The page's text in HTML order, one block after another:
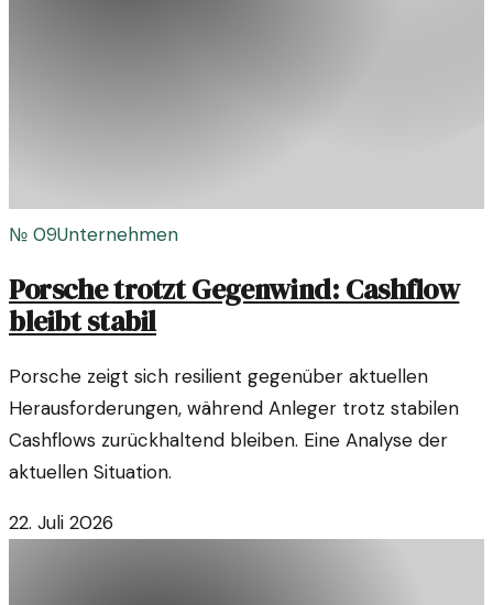
№ 09Unternehmen
Porsche trotzt Gegenwind: Cashflow
bleibt stabil
Porsche zeigt sich resilient gegenüber aktuellen
Herausforderungen, während Anleger trotz stabilen
Cashflows zurückhaltend bleiben. Eine Analyse der
aktuellen Situation.
22. Juli 2026